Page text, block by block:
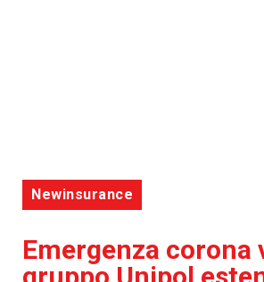
Newinsurance
Emergenza corona